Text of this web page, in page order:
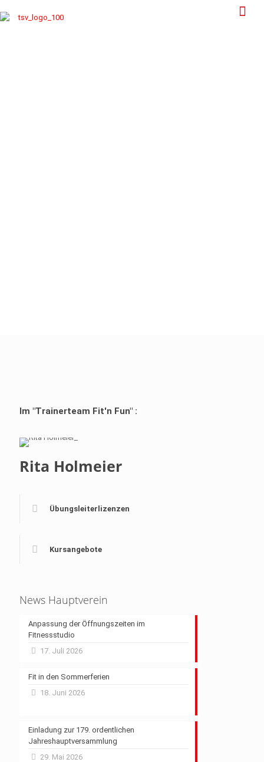
Im "Trainerteam Fit'n Fun" :
Rita Holmeier
Übungsleiterlizenzen
Kursangebote
News Hauptverein
Anpassung der Öffnungszeiten im
Fitnessstudio
17. Juli 2026
Fit in den Sommerferien
18. Juni 2026
Einladung zur 179. ordentlichen
Jahreshauptversammlung
29. Mai 2026